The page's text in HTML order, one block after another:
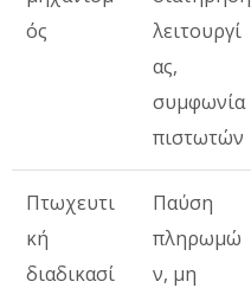
ός
λειτουργί
ας,
συμφωνία
πιστωτών
Πτωχευτι
κή
διαδικασί
Παύση
πληρωμώ
ν, μη